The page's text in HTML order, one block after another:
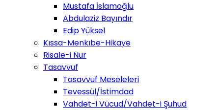
Mustafa İslamoğlu
Abdulaziz Bayındır
Edip Yüksel
Kıssa-Menkıbe-Hikaye
Risale-i Nur
Tasavvuf
Tasavvuf Meseleleri
Tevessül/İstimdad
Vahdet-i Vücud/Vahdet-i Şuhud